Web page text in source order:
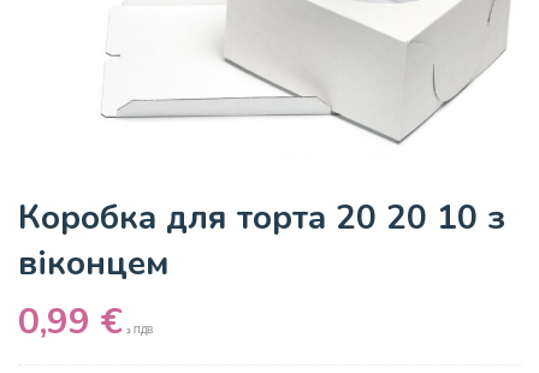
Коробка для торта 20 20 10 з
віконцем
0,99 € з ПДВ